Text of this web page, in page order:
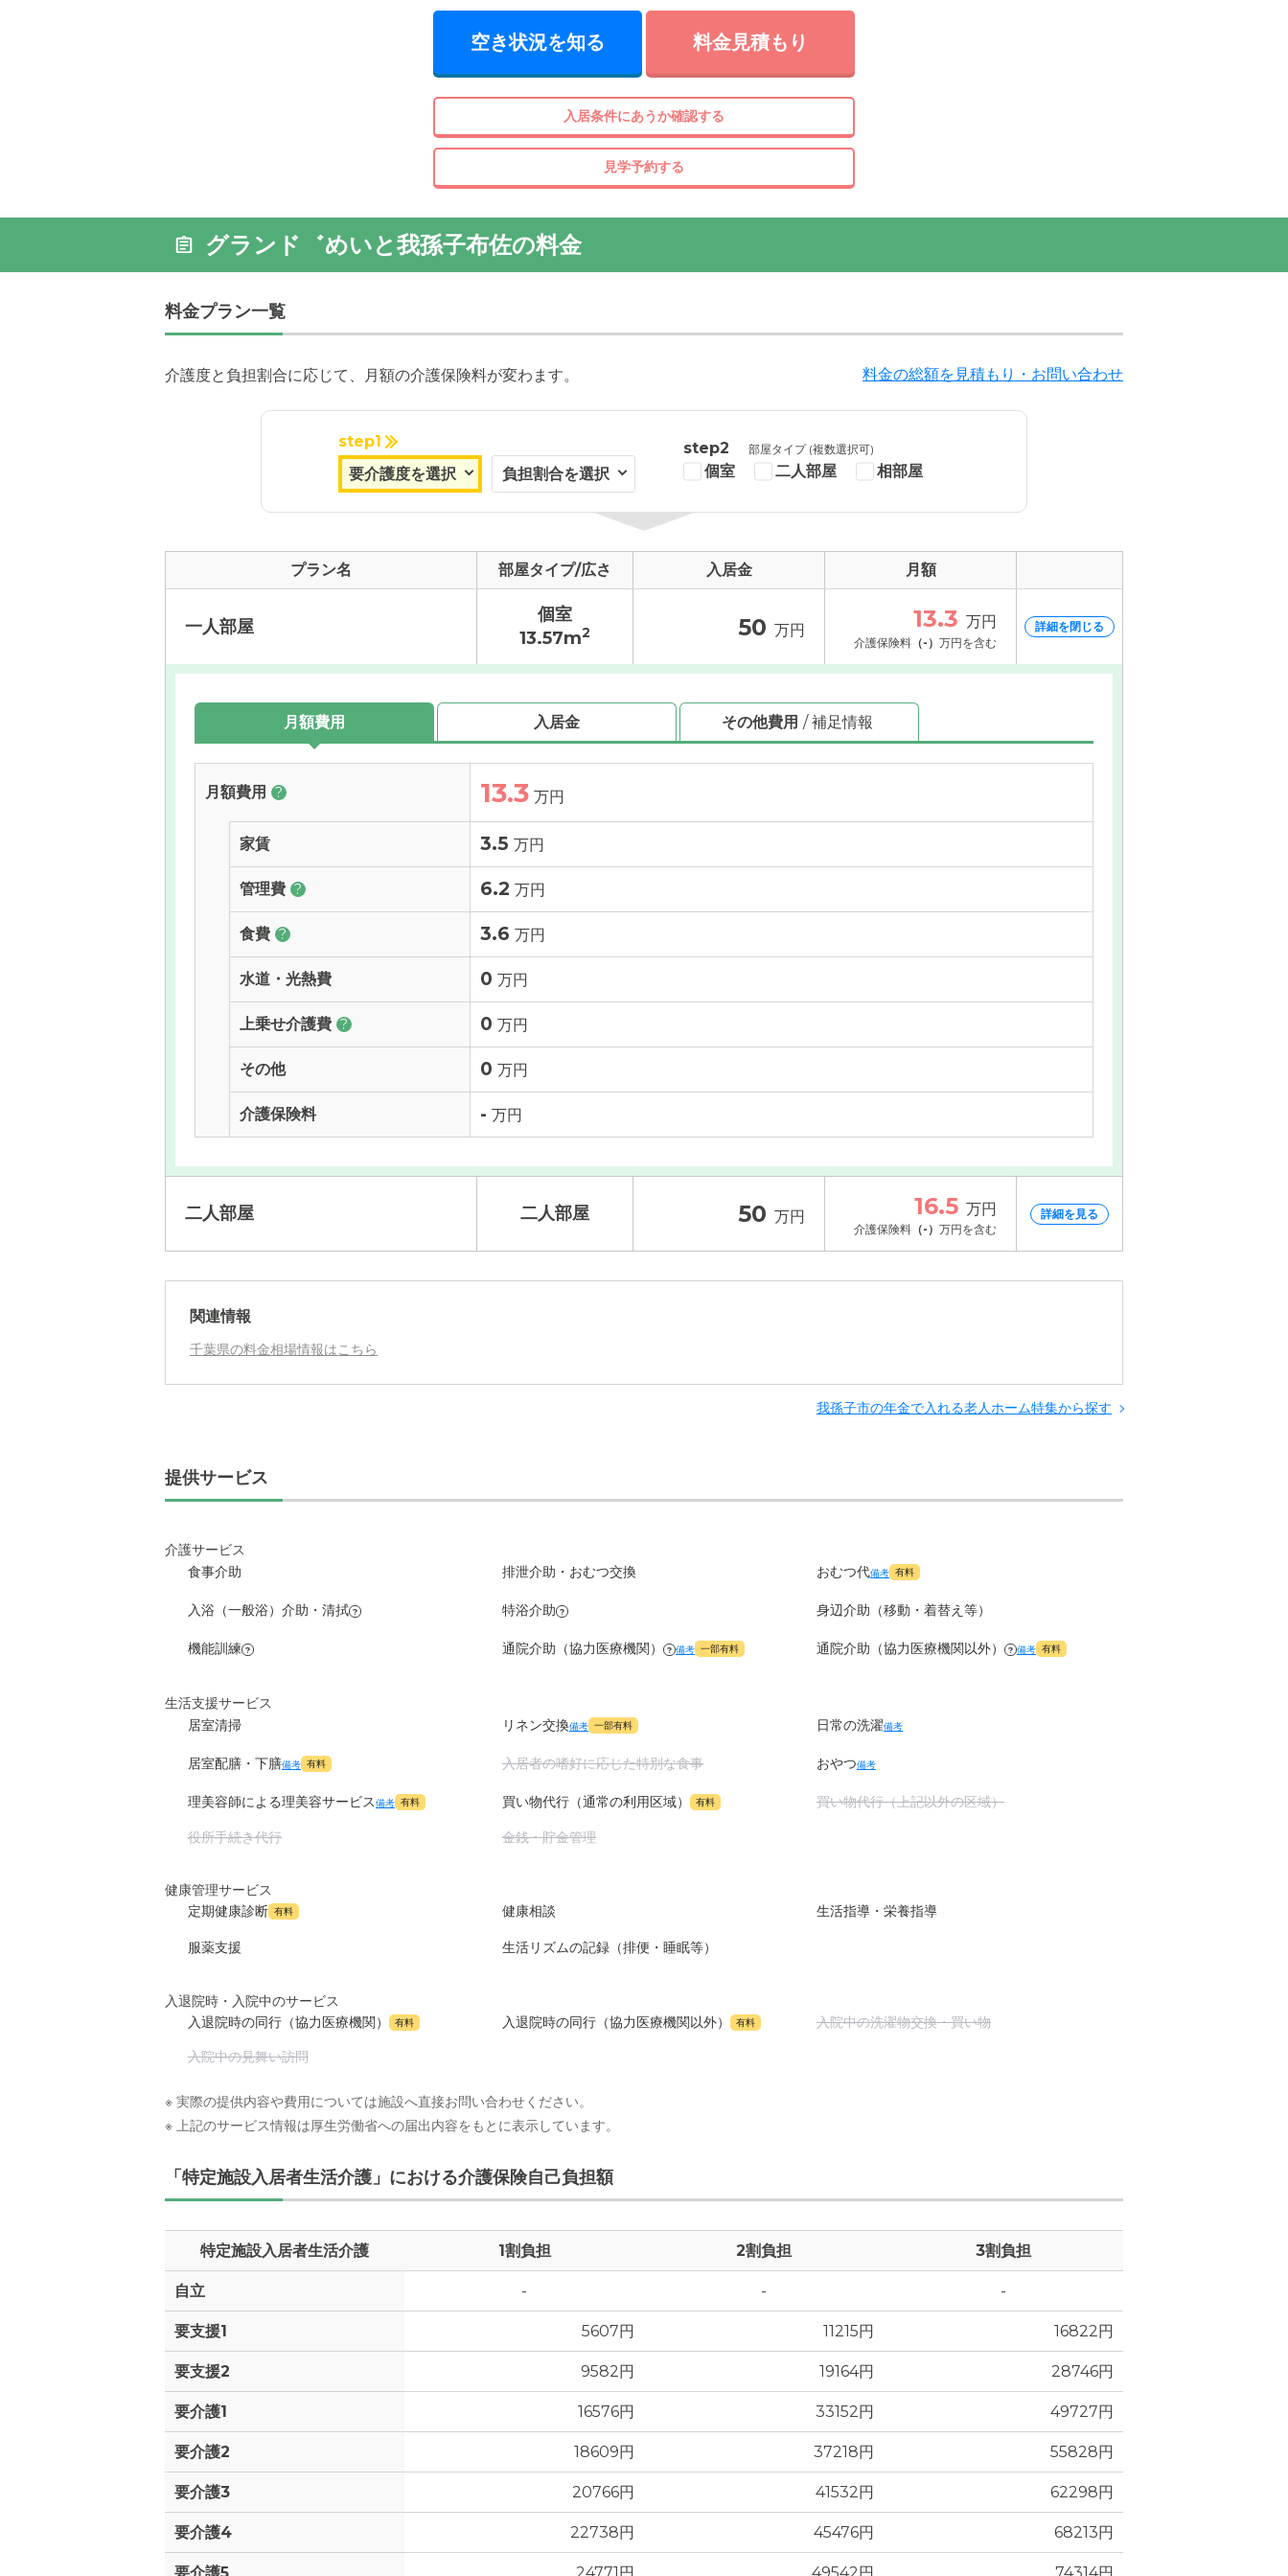
外観: 建物には複数の窓やバルコニーが設けられ、屋上にはフェンスが設置されてい
空き状況を知る 料金見積もり
入居条件にあうか確認する
見学予約する
グランド゛めいと我孫子布佐の料金
料金プラン一覧
介護度と負担割合に応じて、月額の介護保険料が変わます。 料金の総額を見積もり・お問い合わせ
step1 step2 部屋タイプ (複数選択可)
個室 二人部屋 相部屋
プラン名 部屋タイプ/広さ 入居金 月額
一人部屋
個室
13.57m2 50 万円 13.3 万円
介護保険料 （-） 万円を含む
詳細を閉じる
月額費用 入居金 その他費用 / 補足情報
月額費用 ? 13.3 万円
家賃 3.5 万円
管理費 ? 6.2 万円
食費 ? 3.6 万円
水道・光熱費 0 万円
上乗せ介護費 ? 0 万円
その他 0 万円
介護保険料 - 万円
二人部屋 二人部屋 50 万円 16.5 万円
介護保険料 （-） 万円を含む
詳細を見る
16.5 万円
管理費
水道・光熱費 万円
上乗せ介護費 ? 万円
その他 万円
介護保険料
関連情報
千葉県の料金相場情報はこちら
我孫子市の年金で入れる老人ホーム特集から探す
提供サービス
介護サービス
食事介助 排泄介助・おむつ交換 おむつ代備考 有料
入浴（一般浴）介助・清拭 ? 特浴介助 ? 身辺介助（移動・着替え等）
機能訓練 ? 通院介助（協力医療機関） ? 備考 一部有料 通院介助（協力医療機関以外） ? 備考 有料
生活支援サービス
居室清掃 リネン交換備考 一部有料 日常の洗濯備考
居室配膳・下膳備考 有料 入居者の嗜好に応じた特別な食事 おやつ備考
理美容師による理美容サービス備考 有料 買い物代行（通常の利用区域） 有料 買い物代行（上記以外の区域）
役所手続き代行 金銭・貯金管理
健康管理サービス
定期健康診断 有料 健康相談 生活指導・栄養指導
服薬支援 生活リズムの記録（排便・睡眠等）
入退院時・入院中のサービス
入退院時の同行（協力医療機関） 有料 入退院時の同行（協力医療機関以外） 有料 入院中の洗濯物交換・買い物
入院中の見舞い訪問
※ 実際の提供内容や費用については施設へ直接お問い合わせください。
※ 上記のサービス情報は厚生労働省への届出内容をもとに表示しています。
「特定施設入居者生活介護」における介護保険自己負担額
特定施設入居者生活介護 1割負担 2割負担 3割負担
自立 - - -
要支援1 5607円 11215円 16822円
要支援2 9582円 19164円 28746円
要介護1 16576円 33152円 49727円
要介護2 18609円 37218円 55828円
要介護3 20766円 41532円 62298円
要介護4 22738円 45476円 68213円